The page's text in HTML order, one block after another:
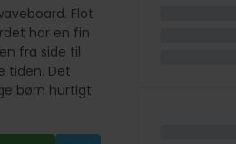
Flot
har en fin
fra side til
tiden. Det
børn hurtigt